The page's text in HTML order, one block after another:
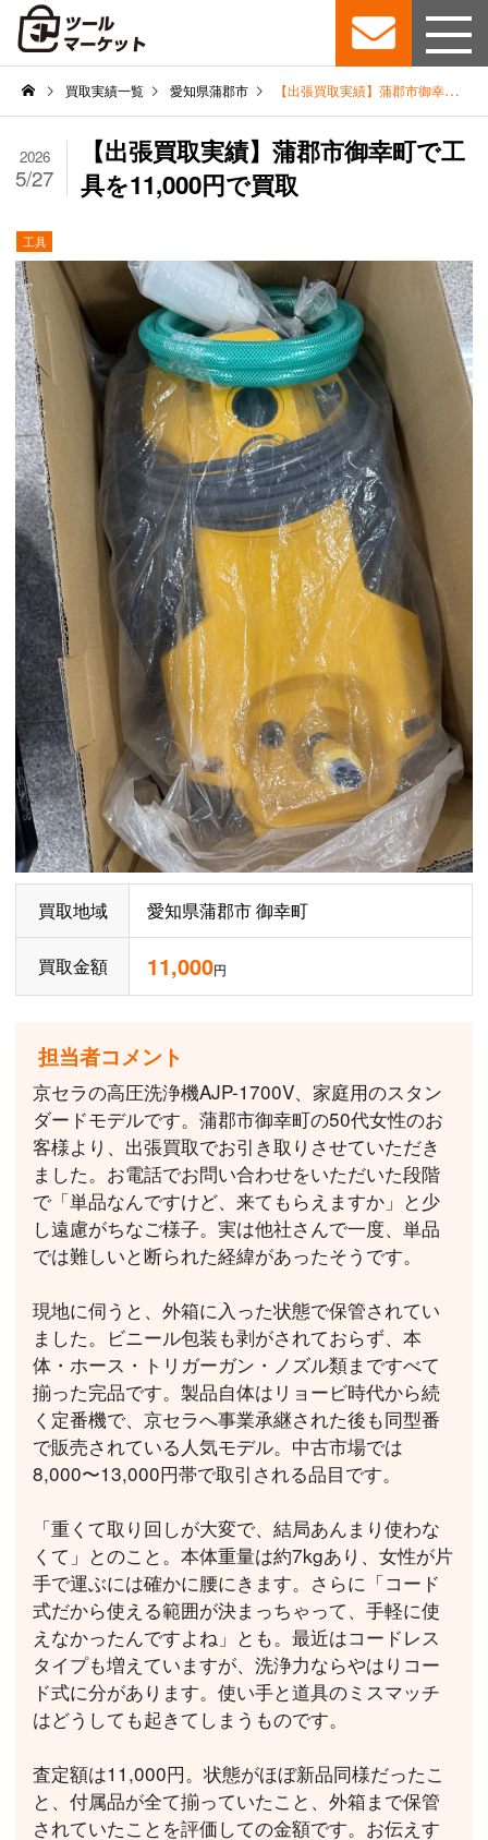
買取実績一覧 愛知県蒲郡市 【出張買取実績】蒲郡市御幸町で工具を11,000円で買取
【出張買取実績】蒲郡市御幸町で工
具を11,000円で買取
2026
5/27
工具
買取地域 愛知県蒲郡市御幸町
買取金額 11,000円
担当者コメント
京セラの高圧洗浄機AJP-1700V、家庭用のスタン
ダードモデルです。蒲郡市御幸町の50代女性のお
客様より、出張買取でお引き取りさせていただき
ました。お電話でお問い合わせをいただいた段階
で「単品なんですけど、来てもらえますか」と少
し遠慮がちなご様子。実は他社さんで一度、単品
では難しいと断られた経緯があったそうです。
現地に伺うと、外箱に入った状態で保管されてい
ました。ビニール包装も剥がされておらず、本
体・ホース・トリガーガン・ノズル類まですべて
揃った完品です。製品自体はリョービ時代から続
く定番機で、京セラへ事業承継された後も同型番
で販売されている人気モデル。中古市場では
8,000〜13,000円帯で取引される品目です。
「重くて取り回しが大変で、結局あんまり使わな
くて」とのこと。本体重量は約7kgあり、女性が片
手で運ぶには確かに腰にきます。さらに「コード
式だから使える範囲が決まっちゃって、手軽に使
えなかったんですよね」とも。最近はコードレス
タイプも増えていますが、洗浄力ならやはりコー
ド式に分があります。使い手と道具のミスマッチ
はどうしても起きてしまうものです。
査定額は11,000円。状態がほぼ新品同様だったこ
と、付属品が全て揃っていたこと、外箱まで保管
されていたことを評価しての金額です。お伝えす